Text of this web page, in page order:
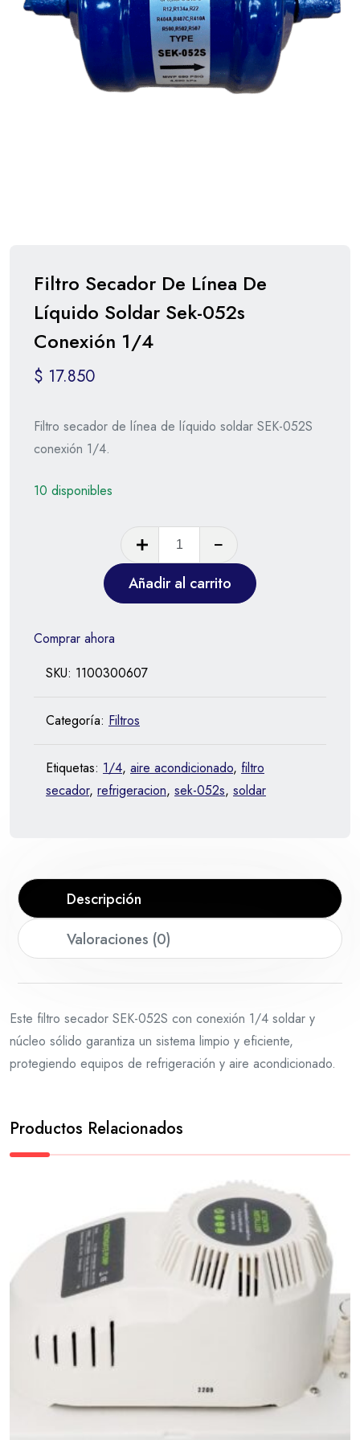
Filtro Secador De Línea De
Líquido Soldar Sek-052s
Conexión 1/4
$ 17.850
Filtro secador de línea de líquido soldar SEK-052S
conexión 1/4.
10 disponibles
Añadir al carrito
Comprar ahora
SKU: 1100300607
Categoría: Filtros
Etiquetas: 1/4, aire acondicionado, filtro
secador, refrigeracion, sek-052s, soldar
Descripción
Valoraciones (0)
Este filtro secador SEK-052S con conexión 1/4 soldar y
núcleo sólido garantiza un sistema limpio y eficiente,
protegiendo equipos de refrigeración y aire acondicionado.
Productos Relacionados